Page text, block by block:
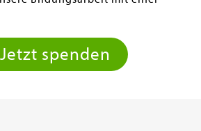
spenden